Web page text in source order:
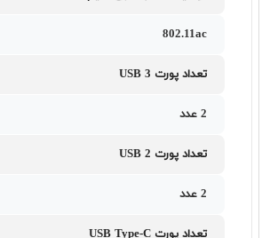
802.11ac
تعداد پورت USB 3
2 عدد
تعداد پورت USB 2
2 عدد
تعداد پورت USB Type-C